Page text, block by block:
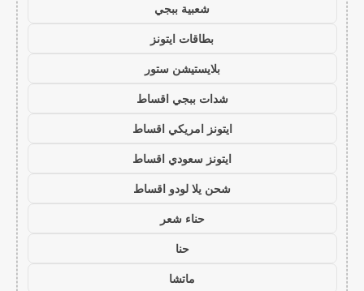
شعبية ببجي
بطاقات ايتونز
بلايستيشن ستور
شدات ببجي اقساط
ايتونز امريكي اقساط
ايتونز سعودي اقساط
شحن يلا لودو اقساط
حناء شعر
حنا
ماتشا